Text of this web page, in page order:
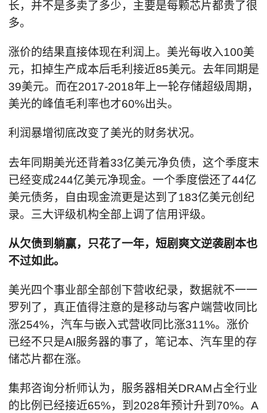
长，并不是多卖了多少，主要是每颗芯片都贵了很
多。
涨价的结果直接体现在利润上。美光每收入100美
元，扣掉生产成本后毛利接近85美元。去年同期是
39美元。而在2017-2018年上一轮存储超级周期，
美光的峰值毛利率也才60%出头。
利润暴增彻底改变了美光的财务状况。
去年同期美光还背着33亿美元净负债，这个季度末
已经变成244亿美元净现金。一个季度偿还了44亿
美元债务，自由现金流更是达到了183亿美元创纪
录。三大评级机构全部上调了信用评级。
从欠债到躺赢，只花了一年，短剧爽文逆袭剧本也
不过如此。
美光四个事业部全部创下营收纪录，数据就不一一
罗列了，真正值得注意的是移动与客户端营收同比
涨254%，汽车与嵌入式营收同比涨311%。涨价
已经不只是AI服务器的事了，笔记本、汽车里的存
储芯片都在涨。
集邦咨询分析师认为，服务器相关DRAM占全行业
的比例已经接近65%，到2028年预计升到70%。A